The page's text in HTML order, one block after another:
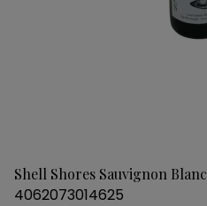
Shell Shores Sauvignon Blanc
4062073014625